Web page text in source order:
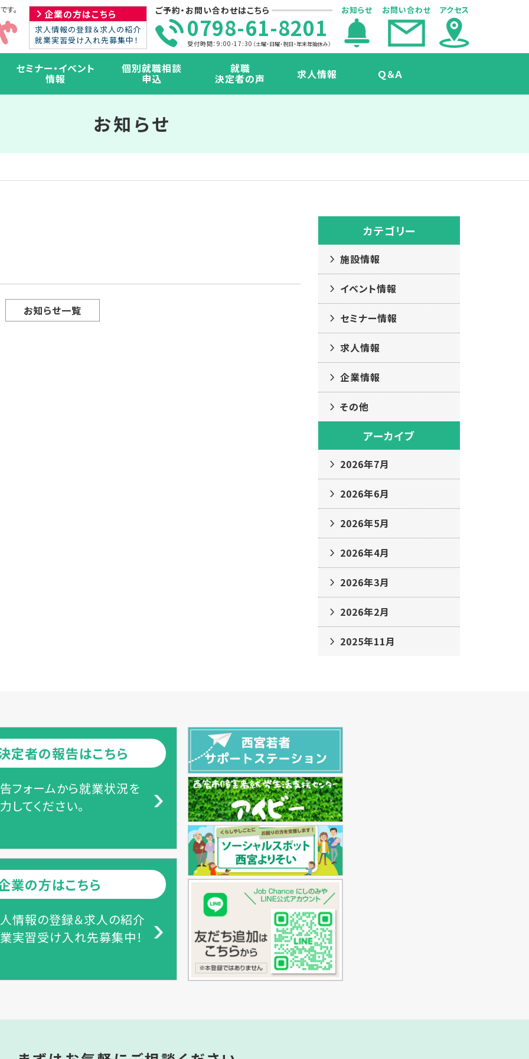
。 企業の方はこちら
求人情報の登録＆求人の紹介
就業実習受け入れ先募集中！
ご予約・お問い合わせはこちら
0798-61-8201
受付時間：9:00-17:30 （土曜・日曜・祝日・年末年始休み）
お知らせ お問い合わせ アクセス
セミナー・イベント
情報
個別就職相談
申込
就職
決定者の声 求人情報 Ｑ＆Ａ
お知らせ
お知らせ一覧
カテゴリー
施設情報
イベント情報
セミナー情報
求人情報
企業情報
その他
アーカイブ
2026年7月
2026年6月
2026年5月
2026年4月
2026年3月
2026年2月
2025年11月
定者の報告はこちら
フォームから就業状況を
してください。
業の方はこちら
情報の登録＆求人の紹介
実習受け入れ先募集中！